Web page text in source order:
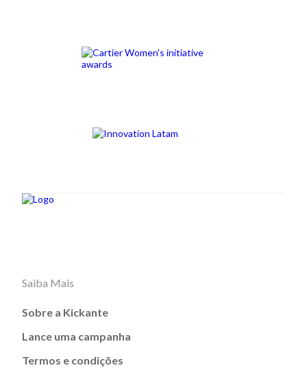
Saiba Mais
Sobre a Kickante
Lance uma campanha
Termos e condições